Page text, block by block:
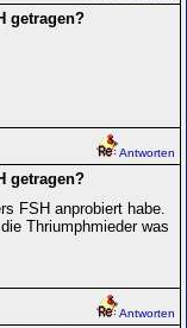
getragen?
Antworten
getragen?
FSH anprobiert habe.
Thriumphmieder was
Antworten